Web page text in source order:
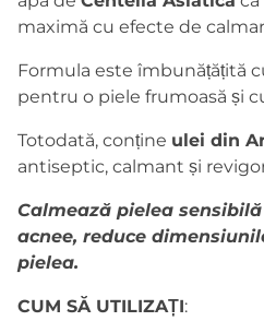
maximă cu efecte de
Formula este îmbunățățită
pentru o piele frumoasă și
Totodată, conține ulei din
antiseptic, calmant și
Calmează pielea
acnee, reduce
pielea.
CUM SĂ UTILIZAȚI: